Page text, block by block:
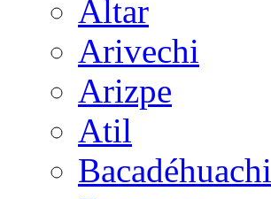
Altar
Arivechi
Arizpe
Atil
Bacadéhuachi